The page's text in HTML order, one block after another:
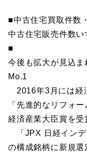
■中古住宅買取件数・
中古住宅販売件数
■
今後も拡大が見込
Mo.1
2016年3月には経
「先進的なリフォ
経済産業大臣賞を受
「JPX 日経インデ
の構成銘柄に新規選